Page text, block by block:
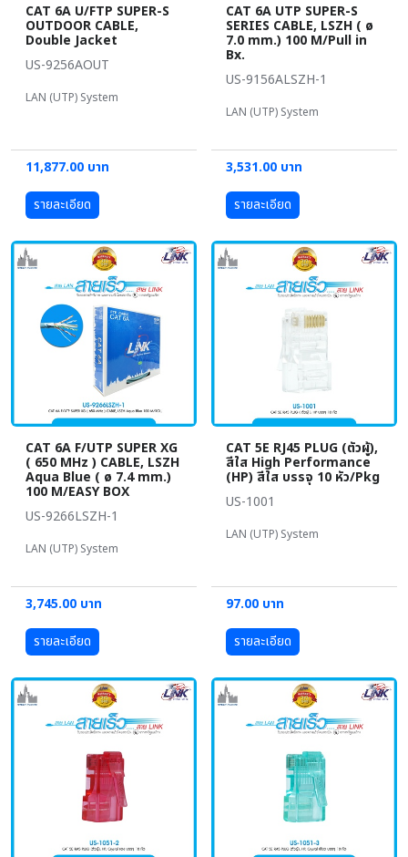
CAT 6A U/FTP SUPER-S
OUTDOOR CABLE,
Double Jacket
US-9256AOUT
LAN (UTP) System
11,877.00 บาท
รายละเอียด
CAT 6A UTP SUPER-S
SERIES CABLE, LSZH ( ø
7.0 mm.) 100 M/Pull in
Bx.
US-9156ALSZH-1
LAN (UTP) System
3,531.00 บาท
รายละเอียด
CAT 6A F/UTP SUPER XG
( 650 MHz ) CABLE, LSZH
Aqua Blue ( ø 7.4 mm.)
100 M/EASY BOX
US-9266LSZH-1
LAN (UTP) System
3,745.00 บาท
รายละเอียด
CAT 5E RJ45 PLUG (ตัวผู้),
สีใส High Performance
(HP) สีใส บรรจุ 10 หัว/Pkg
US-1001
LAN (UTP) System
97.00 บาท
รายละเอียด